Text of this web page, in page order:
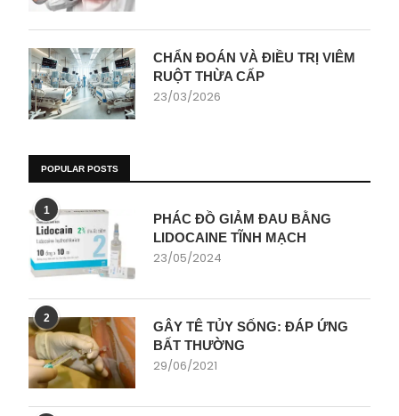
CHẨN ĐOÁN VÀ ĐIỀU TRỊ VIÊM
RUỘT THỪA CẤP
23/03/2026
POPULAR POSTS
1
PHÁC ĐỒ GIẢM ĐAU BẰNG
LIDOCAINE TĨNH MẠCH
23/05/2024
2
GÂY TÊ TỦY SỐNG: ĐÁP ỨNG
BẤT THƯỜNG
29/06/2021